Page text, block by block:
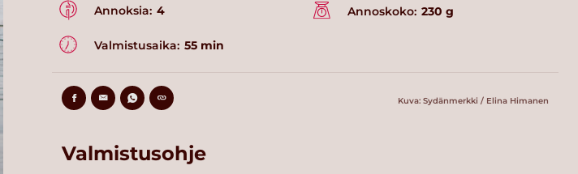
Annoksia: 4 Annoskoko: 230 g
Valmistusaika: 55 min
Kuva: Sydänmerkki / Elina Himanen
Valmistusohje